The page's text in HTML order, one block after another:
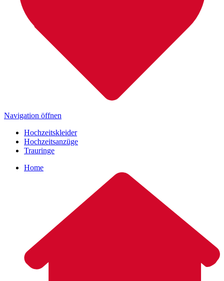
Navigation öffnen
Hochzeitskleider
Hochzeitsanzüge
Trauringe
Home